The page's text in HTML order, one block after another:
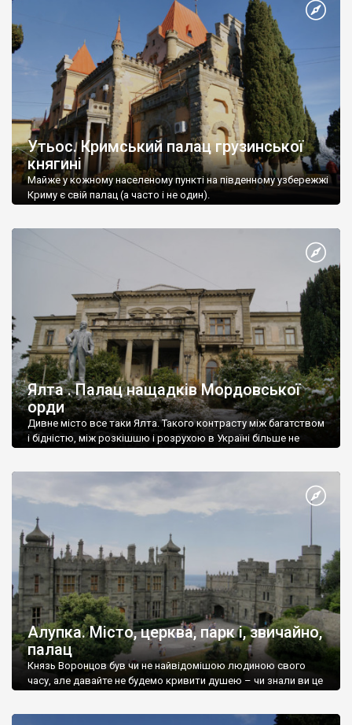
Утьос. Кримський палац грузинської
княгині
Майже у кожному населеному пункті на південному узбережжі
Криму є свій палац (а часто і не один).
Ялта . Палац нащадків Мордовської
орди
Дивне місто все таки Ялта. Такого контрасту між багатством
і бідністю, між розкішшю і розрухою в Україні більше не
Алупка. Місто, церква, парк і, звичайно,
палац
Князь Воронцов був чи не найвідомішою людиною свого
часу, але давайте не будемо кривити душею – чи знали ви це